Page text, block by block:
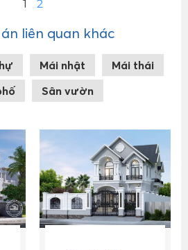
1 2
liên quan khác
Mái nhật
Mái thái
Sân vườn